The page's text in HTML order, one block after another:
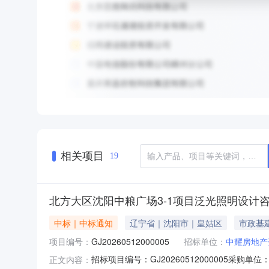
相关项目 19
北方大区沈阳中粮广场3-1项目泛光照明设计
中标｜中标通知 辽宁省｜沈阳市｜皇姑区
市政基
项目编号： GJ20260512000005 招标单位： 中耀房地
正文内容： 招标项目编号：GJ20260512000005采购单位